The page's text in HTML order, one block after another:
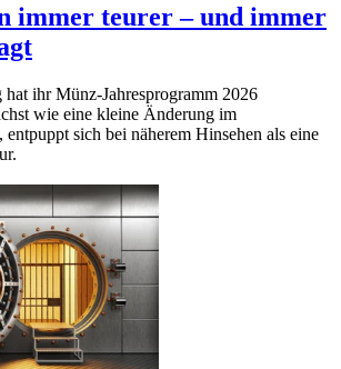
immer teurer – und immer
ihr Münz-Jahresprogramm 2026
wie eine kleine Änderung im
sich bei näherem Hinsehen als eine